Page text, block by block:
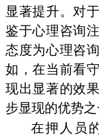
显著提升。对
鉴于心理咨询
态度为心理咨
如，在当前看
现出显著的效
步显现的优势之
在押人员